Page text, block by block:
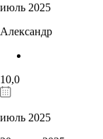
июль 2025
Александр
10,0
июль 2025